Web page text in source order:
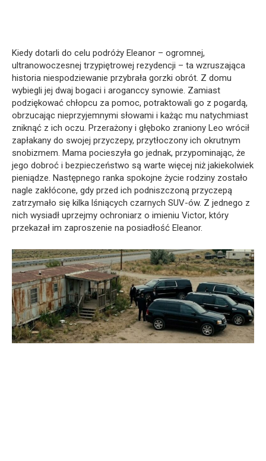
Kiedy dotarli do celu podróży Eleanor – ogromnej,
ultranowoczesnej trzypiętrowej rezydencji – ta wzruszająca
historia niespodziewanie przybrała gorzki obrót. Z domu
wybiegli jej dwaj bogaci i aroganccy synowie. Zamiast
podziękować chłopcu za pomoc, potraktowali go z pogardą,
obrzucając nieprzyjemnymi słowami i każąc mu natychmiast
zniknąć z ich oczu. Przerażony i głęboko zraniony Leo wrócił
zapłakany do swojej przyczepy, przytłoczony ich okrutnym
snobizmem. Mama pocieszyła go jednak, przypominając, że
jego dobroć i bezpieczeństwo są warte więcej niż jakiekolwiek
pieniądze. Następnego ranka spokojne życie rodziny zostało
nagle zakłócone, gdy przed ich podniszczoną przyczepą
zatrzymało się kilka lśniących czarnych SUV-ów. Z jednego z
nich wysiadł uprzejmy ochroniarz o imieniu Victor, który
przekazał im zaproszenie na posiadłość Eleanor.